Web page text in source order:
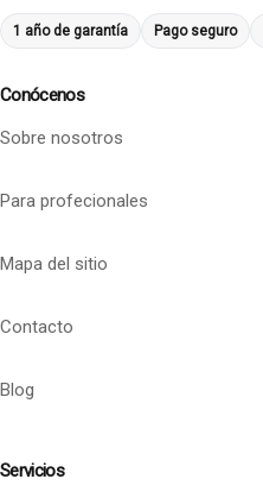
1 año de garantía Pago seguro
Conócenos
Sobre nosotros
Para profecionales
Mapa del sitio
Contacto
Blog
Servicios